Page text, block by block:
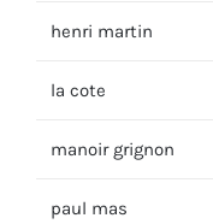
henri martin
la cote
manoir grignon
paul mas